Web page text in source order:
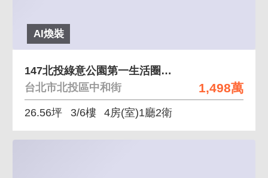
AI煥裝
1,498萬
147北投綠意公園第一生活圈挑高4房創藝家美宅
台北市北投區中和街
26.56坪 3/6樓 4房(室)1廳2衛